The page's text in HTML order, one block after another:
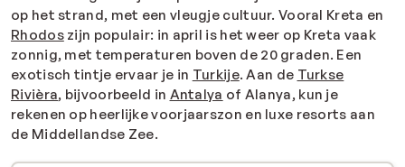
op het strand, met een vleugje cultuur. Vooral Kreta en
Rhodoszijn populair: in april is het weer op Kreta vaak
zonnig, met temperaturen boven de 20 graden. Een
exotisch tintje ervaar je in Turkije. Aan de Turkse
Rivièra, bijvoorbeeld in Antalya of Alanya, kun je
rekenen op heerlijke voorjaarszon en luxe resorts aan
de Middellandse Zee.